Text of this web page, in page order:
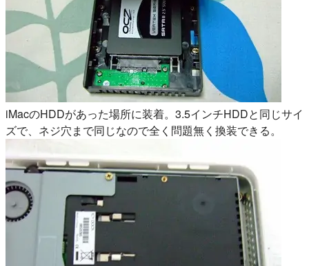
iMacのHDDがあった場所に装着。3.5インチHDDと同じサイ
ズで、ネジ穴まで同じなので全く問題無く換装できる。